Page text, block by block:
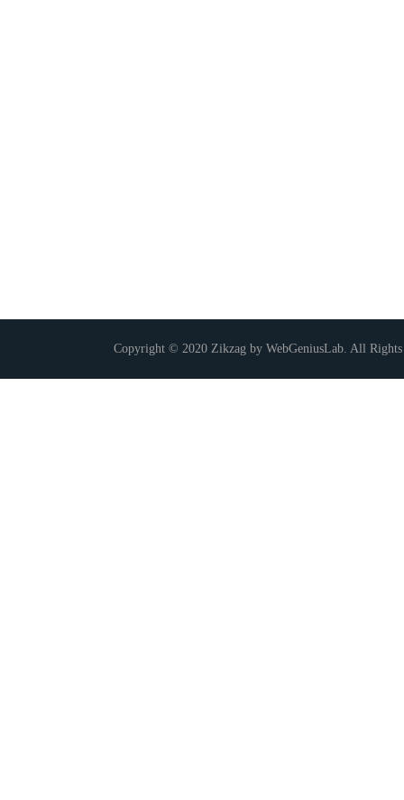
Copyright © 2020 Zikzag by WebGeniusLab. All Rights